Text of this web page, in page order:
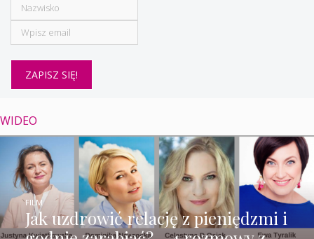
WIDEO
Jak uzdrowić relację z pieniędzmi i
FILM